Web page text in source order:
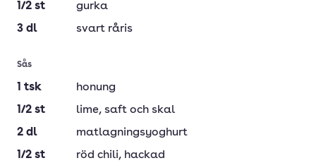
1/2 st
gurka
3 dl svart råris
Sås
1 tsk
honung
1/2 st lime, saft och skal
2 dl
matlagningsyoghurt
1/2 st röd chili, hackad